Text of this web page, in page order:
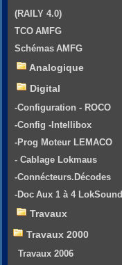
(RAILY 4.0)
TCO AMFG
Schémas AMFG
Analogique
Digital
-Configuration - ROCO
-Config -Intellibox
-Prog Moteur LEMACO
- Cablage Lokmaus
-Connécteurs.Décodes
-Doc Aux 1 à 4 LokSound
Travaux
Travaux 2000
Travaux 2006